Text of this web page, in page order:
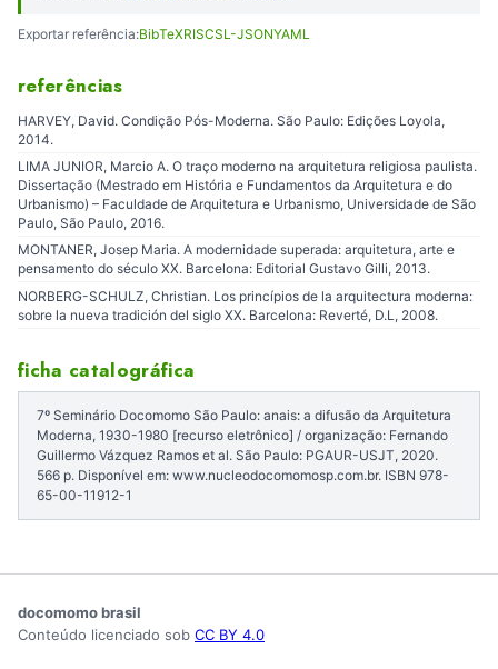
Exportar referência:BibTeXRISCSL-JSONYAML
referências
HARVEY, David. Condição Pós-Moderna. São Paulo: Edições Loyola,
2014.
LIMA JUNIOR, Marcio A. O traço moderno na arquitetura religiosa paulista.
Dissertação (Mestrado em História e Fundamentos da Arquitetura e do
Urbanismo) – Faculdade de Arquitetura e Urbanismo, Universidade de São
Paulo, São Paulo, 2016.
MONTANER, Josep Maria. A modernidade superada: arquitetura, arte e
pensamento do século XX. Barcelona: Editorial Gustavo Gilli, 2013.
NORBERG-SCHULZ, Christian. Los princípios de la arquitectura moderna:
sobre la nueva tradición del siglo XX. Barcelona: Reverté, D.L, 2008.
ficha catalográfica
7º Seminário Docomomo São Paulo: anais: a difusão da Arquitetura
Moderna, 1930-1980 [recurso eletrônico] / organização: Fernando
Guillermo Vázquez Ramos et al. São Paulo: PGAUR-USJT, 2020.
566 p. Disponível em: www.nucleodocomomosp.com.br. ISBN 978-
65-00-11912-1
docomomo brasil
Conteúdo licenciado sob CC BY 4.0